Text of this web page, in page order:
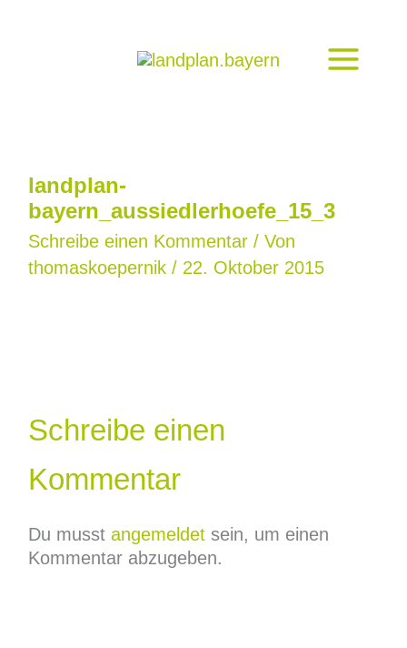
landplan-
bayern_aussiedlerhoefe_15_3
Schreibe einen Kommentar / Von
thomaskoepernik / 22. Oktober 2015
Schreibe einen
Kommentar
Du musst angemeldetsein, um einen
Kommentar abzugeben.